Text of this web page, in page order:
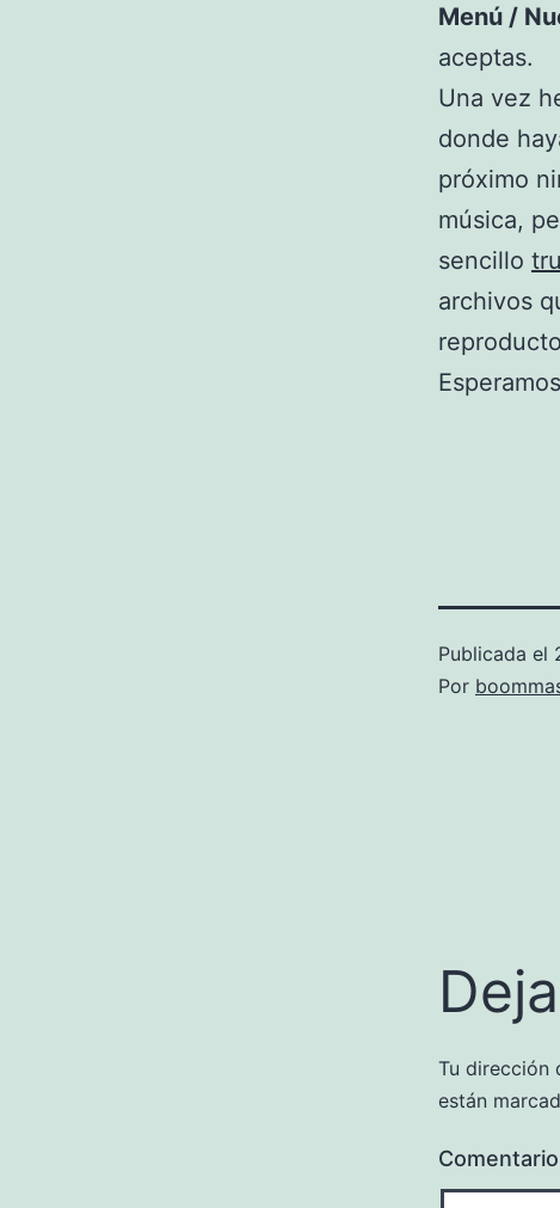
Menú /
aceptas.
Una vez
donde
próximo
música,
sencillo
archivos
Publicada el
Por
Tu dirección
están
Comentario